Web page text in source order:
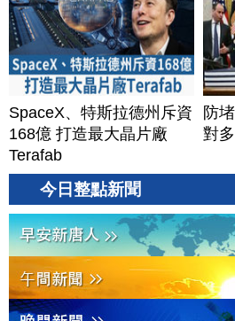
SpaceX、特斯拉德州斥資
168億 打造最大晶片廠
Terafab
防
對
今日整點新聞